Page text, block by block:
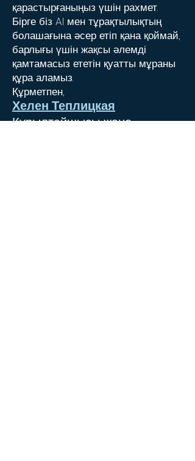
қарастырғаныңыз үшін рахмет.
Бірге біз AI мен тұрақтылықтың
болашағына әсер етіп қана қоймай,
барлығы үшін жақсы әлемді
қамтамасыз ететін қуатты мұраны
құра аламыз.
Құрметпен,
Хелен Теплицкая
Құрылтайшысы және